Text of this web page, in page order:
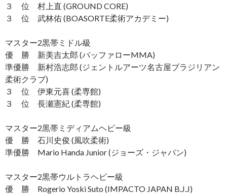
３ 位 村上直 (GROUND CORE)
３ 位 武林佑 (BOASORTE柔術アカデミー)
マスター2黒帯ミドル級
優 勝 新美吉太郎 (バッファローMMA)
準優勝 新村浩志郎 (ジェントルアーツ名古屋ブラジリアン
柔術クラブ)
３ 位 伊東元喜 (柔専館)
３ 位 長瀬憲紀 (柔専館)
マスター2黒帯ミディアムヘビー級
優 勝 石川史俊 (風吹柔術)
準優勝 Mario Handa Junior (ジョーズ・ジャパン)
マスター2黒帯ウルトラヘビー級
優 勝 Rogerio Yoski Suto (IMPACTO JAPAN B.J.J)